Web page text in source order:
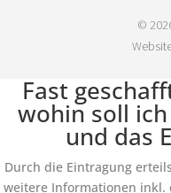
©
Fast
wohin soll
und das
Durch die Eintragung
weitere Informationen inkl.